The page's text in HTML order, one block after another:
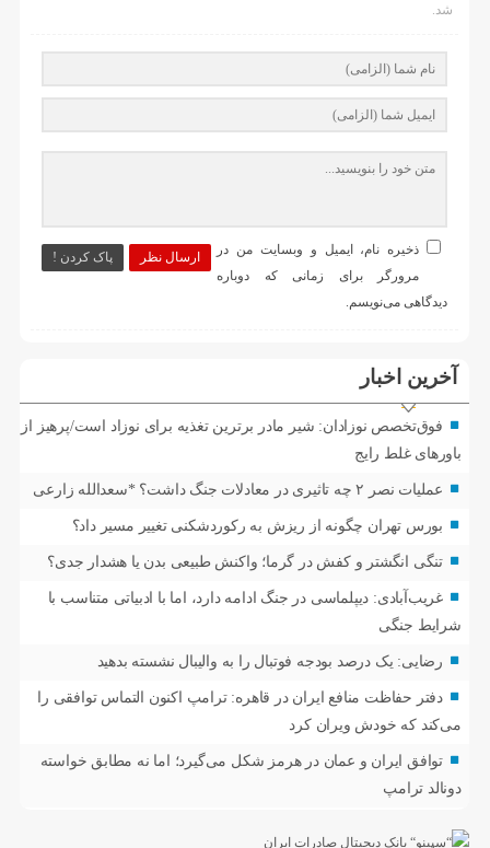
شد.
ارسال نظر پاک کردن !
ذخیره نام، ایمیل و وبسایت من در
مرورگر برای زمانی که دوباره
دیدگاهی می‌نویسم.
آخرین اخبار
فوق‌تخصص نوزادان: شیر مادر برترین تغذیه برای نوزاد است/پرهیز از
باورهای غلط رایج
عملیات نصر ۲ چه تاثیری در معادلات جنگ داشت؟ *سعدالله زارعی
بورس تهران چگونه از ریزش به رکوردشکنی تغییر مسیر داد؟
تنگی انگشتر و کفش در گرما؛ واکنش طبیعی بدن یا هشدار جدی؟
غریب‌آبادی: دیپلماسی در جنگ ادامه دارد، اما با ادبیاتی متناسب با
شرایط جنگی
رضایی: یک درصد بودجه فوتبال را به والیبال نشسته بدهید
دفتر حفاظت منافع ایران در قاهره: ترامپ اکنون التماس توافقی را
می‌کند که خودش ویران کرد
توافق ایران و عمان در هرمز شکل می‌گیرد؛ اما نه مطابق خواسته
دونالد ترامپ